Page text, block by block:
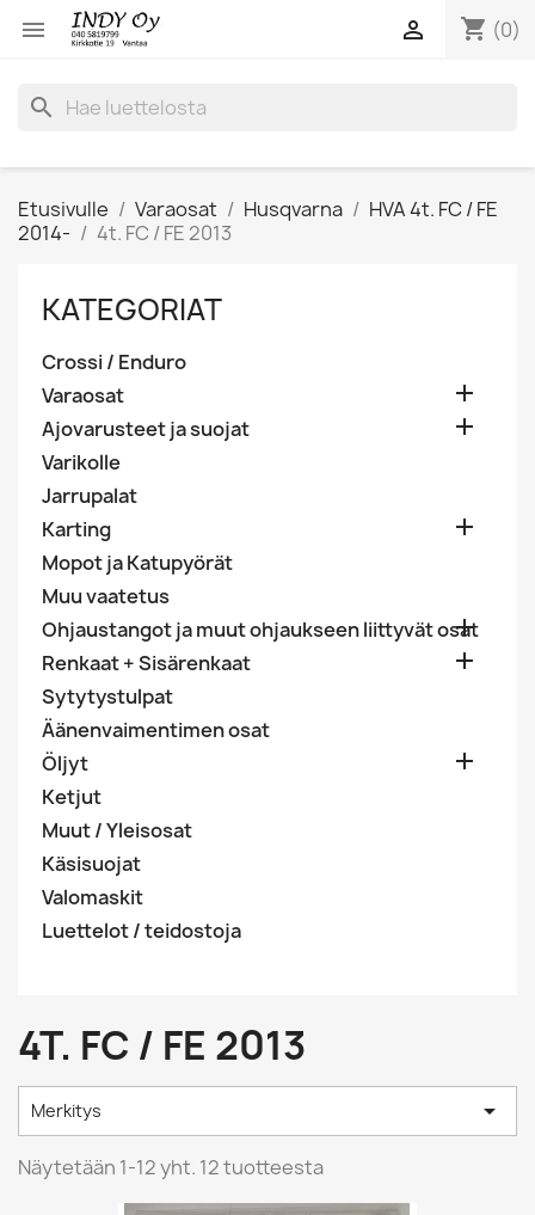
 shopping_cart (0)

search
Etusivulle Varaosat Husqvarna
HVA 4t. FC / FE
2014-
4t. FC / FE 2013
KATEGORIAT
Crossi / Enduro
Varaosat

Ajovarusteet ja suojat 
Varikolle
Jarrupalat
Karting

Mopot ja Katupyörät
Muu vaatetus
Ohjaustangot ja muut ohjaukseen liittyvät osat

Renkaat + Sisärenkaat 
Sytytystulpat
Äänenvaimentimen osat
Öljyt

Ketjut
Muut / Yleisosat
Käsisuojat
Valomaskit
Luettelot / teidostoja
4T. FC / FE 2013
Merkitys 
Näytetään 1-12 yht. 12 tuotteesta